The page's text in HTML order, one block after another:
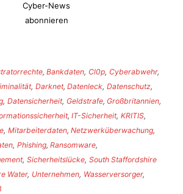
Cyber-News
abonnieren
,Bankdaten, Cl0p, Cyberabwehr,
, Darknet,Datenleck,Datenschutz,
, Datensicherheit, Geldstrafe, Großbritannien,
,IT-Sicherheit,KRITIS,
, Mitarbeiterdaten,Netzwerküberwachung,
, Phishing,Ransomware,
, Sicherheitslücke, South Staffordshire
Water, Unternehmen, Wasserversorger,